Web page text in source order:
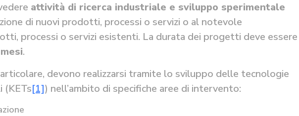
attività di ricerca industriale e sviluppo sperimentale
di nuovi prodotti, processi o servizi o al notevole
processi o servizi esistenti. La durata dei progetti deve essere
.
devono realizzarsi tramite lo sviluppo delle tecnologie
[1]) nell’ambito di specifiche aree di intervento: